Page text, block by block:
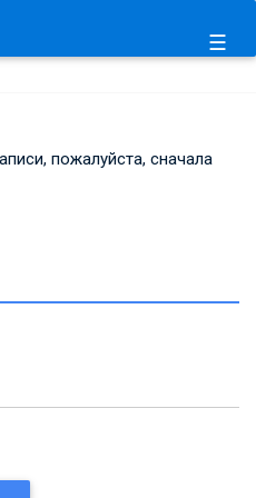
☰
пожалуйста, сначала